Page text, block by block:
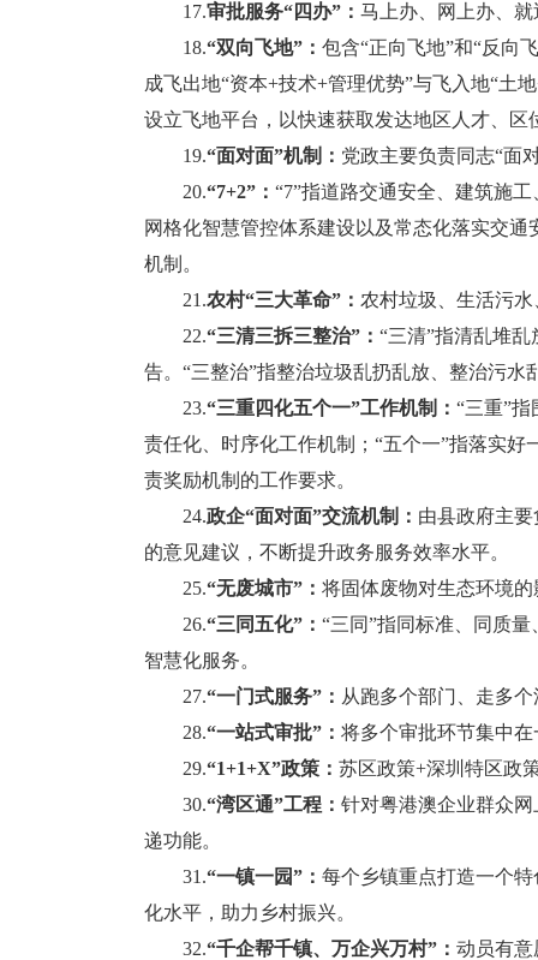
17.审批服务“四办”： 马上办、网上办、
18.“双向飞地”： 包含“正向飞地”和“反向
成飞出地“资本+技术+管理优势”与飞入地“土
设立飞地平台，以快速获取发达地区人才、
19.“面对面”机制： 党政主要负责同志“面
20.“7+2”： “7”指道路交通安全、建筑施
网格化智慧管控体系建设以及常态化落实交
机制。
21.农村“三大革命”： 农村垃圾、生活污
22.“三清三拆三整治”： “三清”指清乱堆
告。“三整治”指整治垃圾乱扔乱放、整治污
23.“三重四化五个一”工作机制： “三重”
责任化、时序化工作机制；“五个一”指落实
责奖励机制的工作要求。
24.政企“面对面”交流机制： 由县政府主
的意见建议，不断提升政务服务效率水平。
25.“无废城市”： 将固体废物对生态环境
26.“三同五化”： “三同”指同标准、同质
智慧化服务。
27.“一门式服务”： 从跑多个部门、走多
28.“一站式审批”： 将多个审批环节集中
29.“1+1+X”政策： 苏区政策+深圳特区政
30.“湾区通”工程： 针对粤港澳企业群众
递功能。
31.“一镇一园”： 每个乡镇重点打造一个
化水平，助力乡村振兴。
32.“千企帮千镇、万企兴万村”： 动员有意